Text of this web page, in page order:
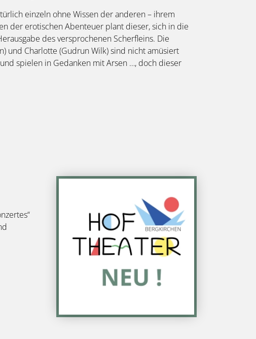
einzeln ohne Wissen der anderen – ihrem
der erotischen Abenteuer plant dieser, sich in die
des versprochenen Scherfleins. Die
und Charlotte (Gudrun Wilk) sind nicht amüsiert
spielen in Gedanken mit Arsen …, doch dieser